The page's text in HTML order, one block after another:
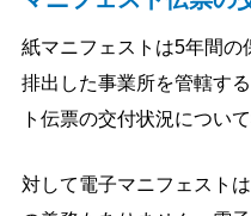
紙マニフェストは5年間の
排出した事業所を管轄す
ト伝票の交付状況につい
対して電子マニフェスト